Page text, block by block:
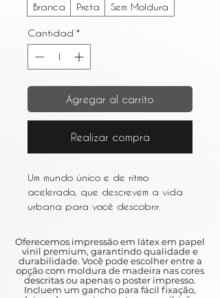
Branca Preta Sem Moldura
Cantidad *
Agregar al carrito
Realizar compra
Um mundo único e de ritmo
acelerado, que descrevem a vida
urbana para você descobrir.
metrópoles movimentadas como
Nova York e São Paulo, a arte
urbana é um ótimo complemento
para qualquer casa.
Oferecemos impressão em látex em papel
vinil premium, garantindo qualidade e
durabilidade. Você pode escolher entre a
opção com moldura de madeira nas cores
descritas ou apenas o poster impresso.
Incluem um gancho para fácil fixação,